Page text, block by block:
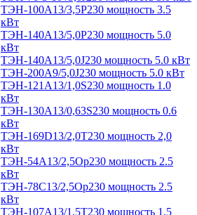
ТЭН-100А13/3,5Р230 мощность 3.5
кВт
ТЭН-140А13/5,0Р230 мощность 5.0
кВт
ТЭН-140А13/5,0J230 мощность 5.0 кВт
ТЭН-200А9/5,0J230 мощность 5.0 кВт
ТЭН-121А13/1,0S230 мощность 1.0
кВт
ТЭН-130А13/0,63S230 мощность 0.6
кВт
ТЭН-169D13/2,0T230 мощность 2,0
кВт
ТЭН-54А13/2,5Ор230 мощность 2.5
кВт
ТЭН-78С13/2,5Ор230 мощность 2.5
кВт
ТЭН-107А13/1,5Т230 мощность 1.5